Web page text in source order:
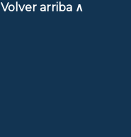
Volver arriba ∧